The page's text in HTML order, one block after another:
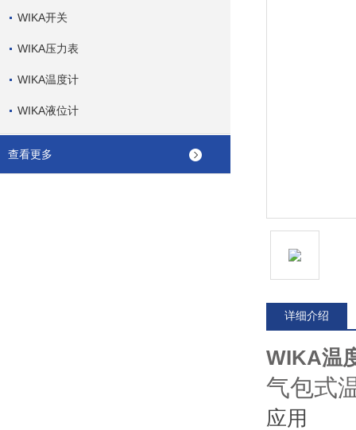
WIKA开关
WIKA压力表
WIKA温度计
WIKA液位计
查看更多
详细介绍
WIKA温
气包式
应用